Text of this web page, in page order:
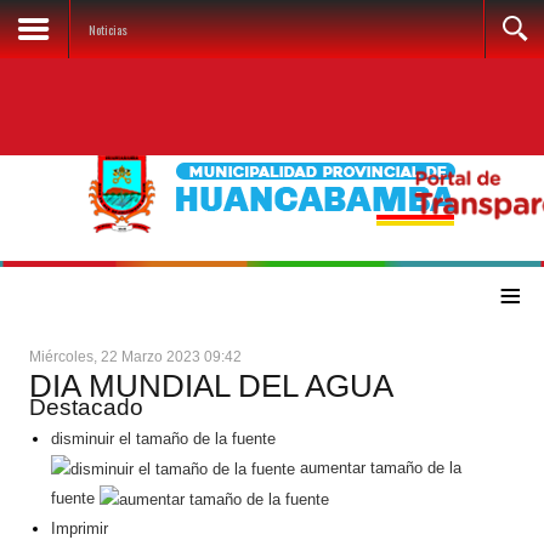
Noticias
≡
Miércoles, 22 Marzo 2023 09:42
DIA MUNDIAL DEL AGUA
Destacado
disminuir el tamaño de la fuente
aumentar tamaño de la
fuente
Imprimir